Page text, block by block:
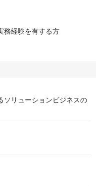
務経験を有する方
ソリューションビジネスの